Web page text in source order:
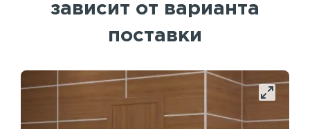
зависит от варианта
поставки